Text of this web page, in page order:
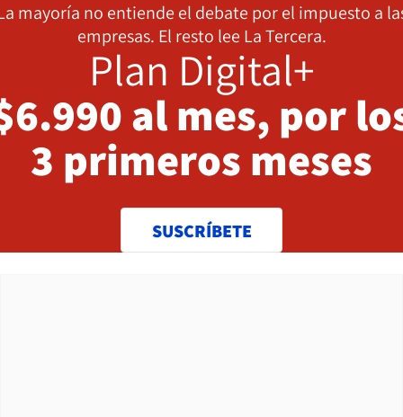
mayoría no entiende el debate por el impuesto a
empresas. El resto lee La Tercera.
Plan Digital+
al mes, por
3 primeros meses
SUSCRÍBETE